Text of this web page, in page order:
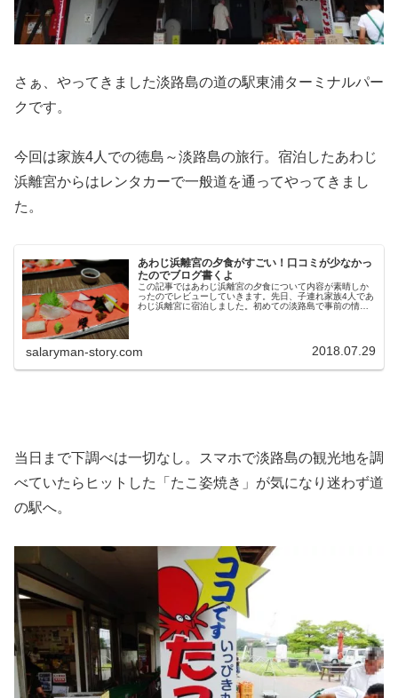
さぁ、やってきました淡路島の道の駅東浦ターミナルパー
クです。
今回は家族4人での徳島～淡路島の旅行。宿泊したあわじ
浜離宮からはレンタカーで一般道を通ってやってきまし
た。
あわじ浜離宮の夕食がすごい！口コミが少なかっ
たのでブログ書くよ
この記事ではあわじ浜離宮の夕食について内容が素晴しか
ったのでレビューしていきます。先日、子連れ家族4人であ
わじ浜離宮に宿泊しました。初めての淡路島で事前の情報
salaryman-story.com 2018.07.29
当日まで下調べは一切なし。スマホで淡路島の観光地を調
べていたらヒットした「たこ姿焼き」が気になり迷わず道
の駅へ。